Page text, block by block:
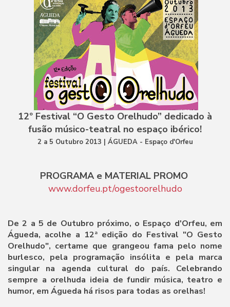
12º Festival “O Gesto Orelhudo” dedicado à
fusão músico-teatral no espaço ibérico!
2 a 5 Outubro 2013 | ÁGUEDA - Espaço d'Orfeu
PROGRAMA e MATERIAL PROMO
www.dorfeu.pt/ogestoorelhudo
De 2 a 5 de Outubro próximo, o Espaço d'Orfeu, em
Águeda, acolhe a 12ª edição do Festival "O Gesto
Orelhudo", certame que grangeou fama pelo nome
burlesco, pela programação insólita e pela marca
singular na agenda cultural do país. Celebrando
sempre a orelhuda ideia de fundir música, teatro e
humor, em Águeda há risos para todas as orelhas!